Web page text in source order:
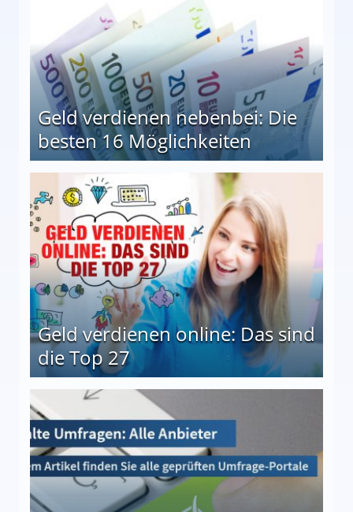
Geld verdienen nebenbei: Die
besten 16 Möglichkeiten
Geld verdienen online: Das sind
die Top 27